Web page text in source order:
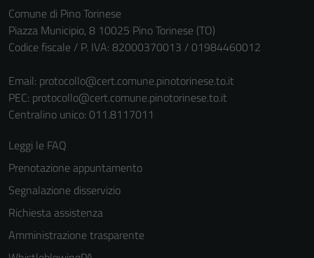
Comune di Pino Torinese
Piazza Municipio, 8 10025 Pino Torinese (TO)
Codice fiscale / P. IVA: 82000370013 / 01984460012
Email: protocollo@cert.comune.pinotorinese.to.it
PEC: protocollo@cert.comune.pinotorinese.to.it
Centralino unico: 011.8117011
Leggi le FAQ
Prenotazione appuntamento
Segnalazione disservizio
Richiesta assistenza
Amministrazione trasparente